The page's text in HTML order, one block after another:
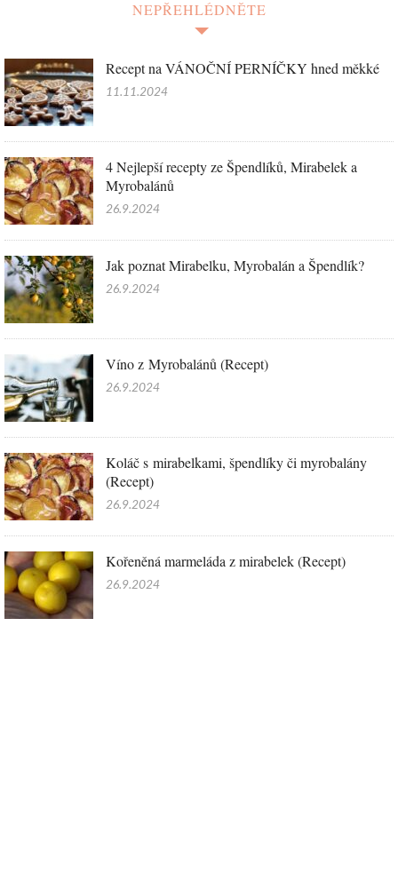
NEPŘEHLÉDNĚTE
Recept na VÁNOČNÍ PERNÍČKY hned měkké
11.11.2024
4 Nejlepší recepty ze Špendlíků, Mirabelek a
Myrobalánů
26.9.2024
Jak poznat Mirabelku, Myrobalán a Špendlík?
26.9.2024
Víno z Myrobalánů (Recept)
26.9.2024
Koláč s mirabelkami, špendlíky či myrobalány
(Recept)
26.9.2024
Kořeněná marmeláda z mirabelek (Recept)
26.9.2024